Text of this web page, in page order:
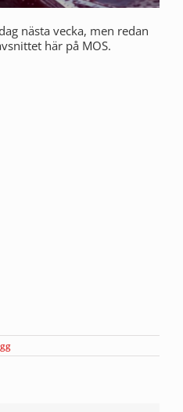
nästa vecka, men redan
här på MOS.